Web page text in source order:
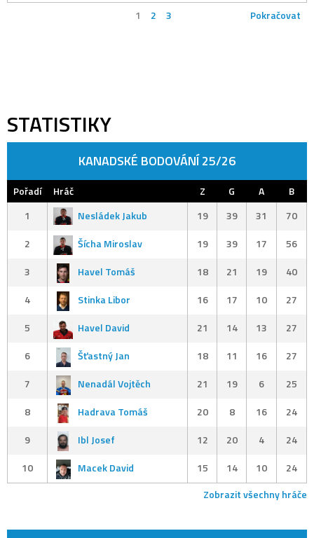
1 2 3 Pokračovat
STATISTIKY
KANADSKÉ BODOVÁNÍ 25/26
Pořadí Hráč Z G A
B
1
Nesládek Jakub 19 39 31
70
2
Šícha Miroslav 19 39 17
56
3
Havel Tomáš 18 21 19
40
4
Stinka Libor 16 17 10
27
5
Havel David 21 14 13
27
6
Šťastný Jan 18 11 16
27
7
Nenadál Vojtěch 21 19 6
25
8
Hadrava Tomáš 20 8 16
24
9
Ibl Josef 12 20 4
24
10
Macek David 15 14 10
24
Zobrazit všechny hráče